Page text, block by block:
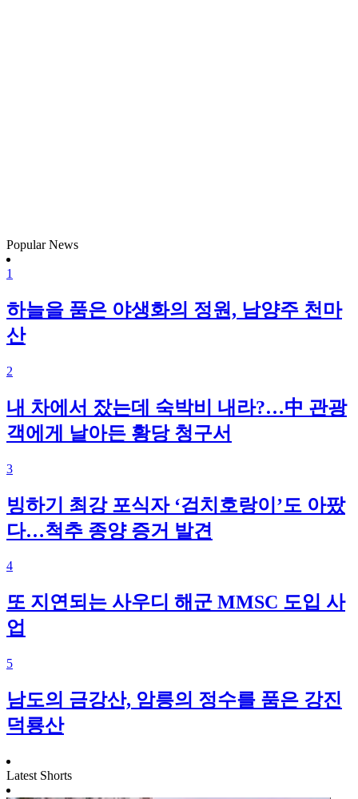
Popular News
1
하늘을 품은 야생화의 정원, 남양주 천마
산
2
내 차에서 잤는데 숙박비 내라?…中 관광
객에게 날아든 황당 청구서
3
빙하기 최강 포식자 ‘검치호랑이’도 아팠
다…척추 종양 증거 발견
4
또 지연되는 사우디 해군 MMSC 도입 사
업
5
남도의 금강산, 암릉의 정수를 품은 강진
덕룡산
Latest Shorts